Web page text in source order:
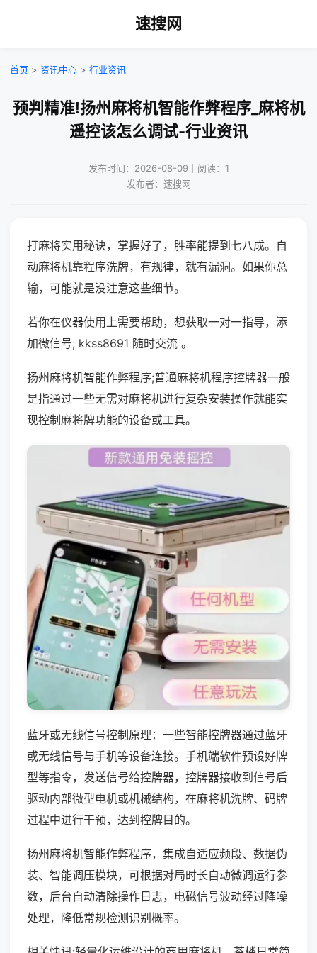
速搜网
首页 > 资讯中心 > 行业资讯
预判精准!扬州麻将机智能作弊程序_麻将机
遥控该怎么调试-行业资讯
发布时间：2026-08-09｜阅读：1
发布者：速搜网
打麻将实用秘诀，掌握好了，胜率能提到七八成。自
动麻将机靠程序洗牌，有规律，就有漏洞。如果你总
输，可能就是没注意这些细节。
若你在仪器使用上需要帮助，想获取一对一指导，添
加微信号; kkss8691 随时交流 。
扬州麻将机智能作弊程序;普通麻将机程序控牌器一般
是指通过一些无需对麻将机进行复杂安装操作就能实
现控制麻将牌功能的设备或工具。
蓝牙或无线信号控制原理：一些智能控牌器通过蓝牙
或无线信号与手机等设备连接。手机端软件预设好牌
型等指令，发送信号给控牌器，控牌器接收到信号后
驱动内部微型电机或机械结构，在麻将机洗牌、码牌
过程中进行干预，达到控牌目的。
扬州麻将机智能作弊程序，集成自适应频段、数据伪
装、智能调压模块，可根据对局时长自动微调运行参
数，后台自动清除操作日志，电磁信号波动经过降噪
处理，降低常规检测识别概率。